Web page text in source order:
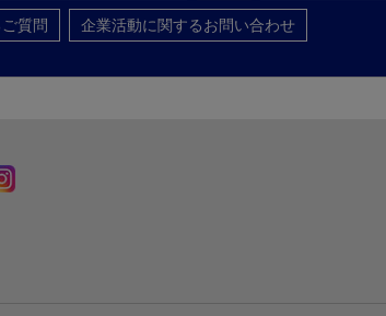
質問
企業活動に関するお問い合わせ